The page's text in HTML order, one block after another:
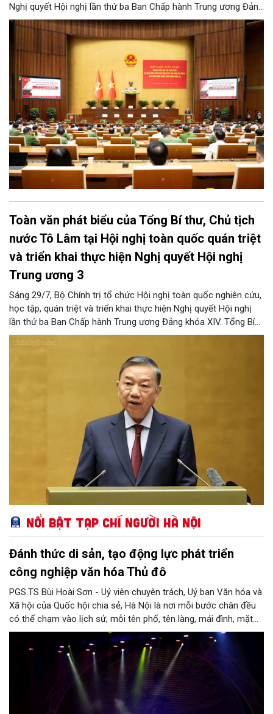
Nghị quyết Hội nghị lần thứ ba Ban Chấp hành Trung ương Đảng
khóa XIV.
Toàn văn phát biểu của Tổng Bí thư, Chủ tịch
nước Tô Lâm tại Hội nghị toàn quốc quán triệt
và triển khai thực hiện Nghị quyết Hội nghị
Trung ương 3
Sáng 29/7, Bộ Chính trị tổ chức Hội nghị toàn quốc nghiên cứu,
học tập, quán triệt và triển khai thực hiện Nghị quyết Hội nghị
lần thứ ba Ban Chấp hành Trung ương Đảng khóa XIV. Tổng Bí
thư, Chủ tịch nước Tô Lâm đã có bài phát biểu chỉ đạo quan
trọng. Tạp chí Người Hà Nội trân trọng giới thiệu toàn văn bài
phát biểu của đồng chí Tổng Bí thư, Chủ tịch nước.
Nổi bật Tạp chí Người Hà Nội
Đánh thức di sản, tạo động lực phát triển
công nghiệp văn hóa Thủ đô
PGS.TS Bùi Hoài Sơn - Uỷ viên chuyên trách, Uỷ ban Văn hóa và
Xã hội của Quốc hội chia sẻ, Hà Nội là nơi mỗi bước chân đều
có thể chạm vào lịch sử, mỗi tên phố, tên làng, mái đình, mặt
hồ, nếp nhà, câu hát, món ăn, làn điệu, nghề thủ công đều có
thể kể một câu chuyện về chiều sâu văn hiến của dân tộc.
Nhưng trong kỷ nguyên mới, câu hỏi đặt ra không chỉ Hà Nội có
bao nhiêu di sản, bao nhiêu văn nghệ sĩ, trí thức, không gian ký
ức, mà là làm thế nào để những giá trị ấy trở thành nguồn lực
phát triển, thành sức mạnh mềm, thành động lực sáng tạo,